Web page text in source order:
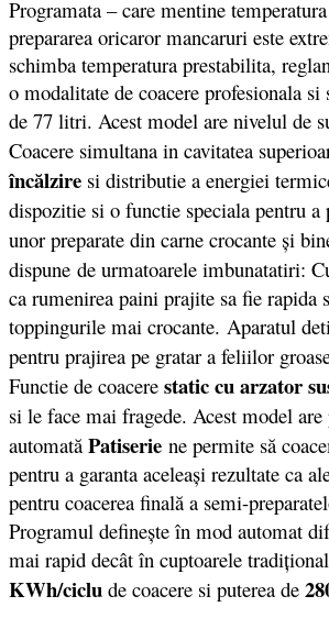
Programata – care mentine
prepararea oricaror mancaruri este
schimba temperatura prestabilita,
o modalitate de coacere profesionala
de 77 litri. Acest model are nivelul de
Coacere simultana in cavitatea
încălzire si distributie a energiei
dispozitie si o functie speciala pentru
unor preparate din carne crocante şi
dispune de urmatoarele imbunatatiri:
ca rumenirea paini prajite sa fie rapida
toppingurile mai crocante. Aparatul
pentru prajirea pe gratar a feliilor
Functie de coacere static cu arzator
si le face mai fragede. Acest model
automată Patiserie ne permite să
pentru a garanta aceleaşi rezultate ca
pentru coacerea finală a semi-
Programul defineşte în mod automat
mai rapid decât în cuptoarele
KWh/ciclu de coacere si puterea de